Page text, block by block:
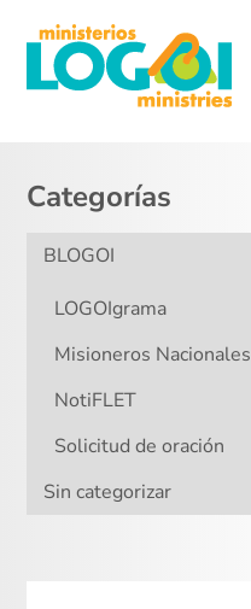
Categorías
BLOGOI
LOGOIgrama
Misioneros Nacionales
NotiFLET
Solicitud de oración
Sin categorizar